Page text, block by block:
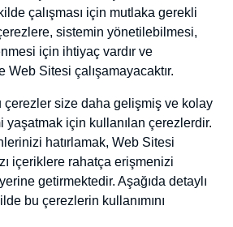
çerez türleri:
Çerezler: Bu çerezler, Web Sitesi'nin
sahte işlemlerin önlenmesi için
halinde Web Sitesi çalışamayacaktır.
size daha gelişmiş ve kolay bir
için kullanılan çerezlerdir. Örneğin
Web Sitesi üzerinde yer alan bazı
sağlamak işlevlerini yerine
olarak açıklanan şekilde bu çerezlerin